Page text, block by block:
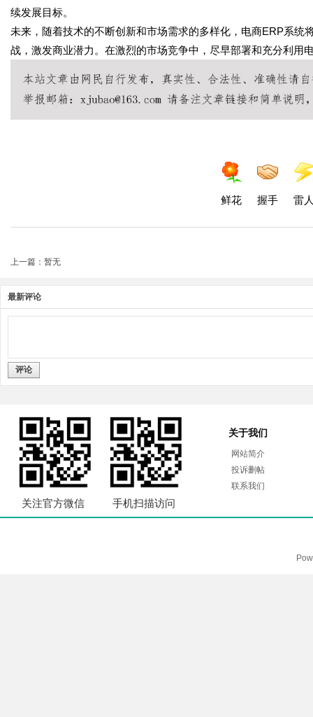
续发展目标。
未来，随着技术的不断创新和市场需求的多样化，电商ERP系
战，激发商业潜力。在激烈的市场竞争中，尽早部署和充分利用
鲜花 握手 雷
上一篇：暂无
最新评论
评论
关注官方微信 手机扫描访问
关于我们
网站简介
投诉删帖
联系我们